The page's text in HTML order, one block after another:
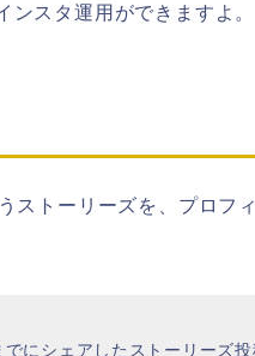
スタ運用ができますよ。
ストーリーズを、プロフ
にシェアしたストーリーズ